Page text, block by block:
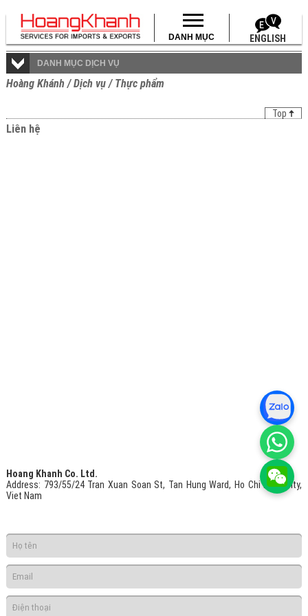
DANH MỤC ENGLISH
DANH MỤC DỊCH VỤ
Hoàng Khánh /Dịch vụ / Thực phẩm
Top
Liên hệ
Hoang Khanh Co. Ltd.
Address: 793/55/24 Tran Xuan Soan St, Tan Hung Ward, Ho Chi Minh City,
Viet Nam